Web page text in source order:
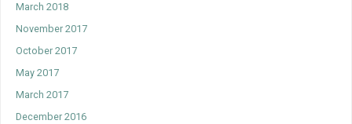
March 2018
November 2017
October 2017
May 2017
March 2017
December 2016